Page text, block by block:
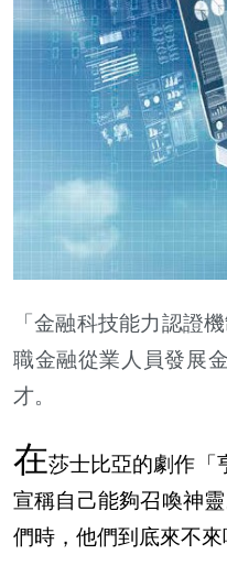
「金融科技能力認證
職金融從業人員發展
才。
在莎士比亞的劇作「
宣稱自己能夠召喚神
們時，他們到底來不來